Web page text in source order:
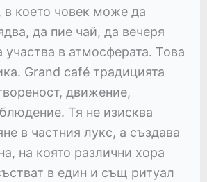
което човек може да
да пие чай, да вечеря
участва в атмосферата. Това
Grand café традицията
движение,
Тя не изисква
в частния лукс, а създава
на която различни хора
в един и същ ритуал